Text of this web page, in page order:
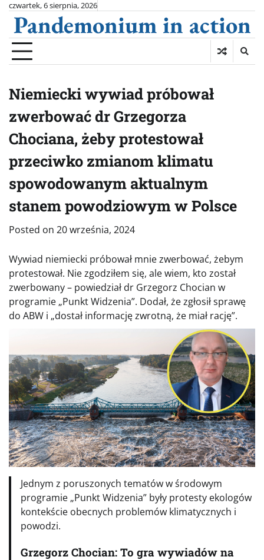
Skip
content
czwartek, 6 sierpnia, 2026
Pandemonium in action
Niemiecki wywiad próbował
zwerbować dr Grzegorza
Chociana, żeby protestował
przeciwko zmianom klimatu
spowodowanym aktualnym
stanem powodziowym w Polsce
Posted on 20 września, 2024
Wywiad niemiecki próbował mnie zwerbować, żebym
protestował. Nie zgodziłem się, ale wiem, kto został
zwerbowany – powiedział dr Grzegorz Chocian w
programie „Punkt Widzenia”. Dodał, że zgłosił sprawę
do ABW i „dostał informację zwrotną, że miał rację”.
Jednym z poruszonych tematów w środowym
programie „Punkt Widzenia” były protesty ekologów
kontekście obecnych problemów klimatycznych i
powodzi.
Grzegorz Chocian: To gra wywiadów na